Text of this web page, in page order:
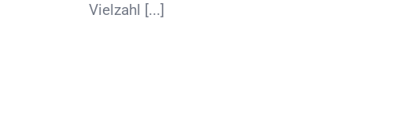
Vielzahl [...]